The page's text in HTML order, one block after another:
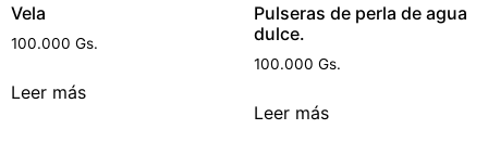
Vela
100.000 Gs.
Leer más
Pulseras de perla de agua
dulce.
100.000 Gs.
Leer más